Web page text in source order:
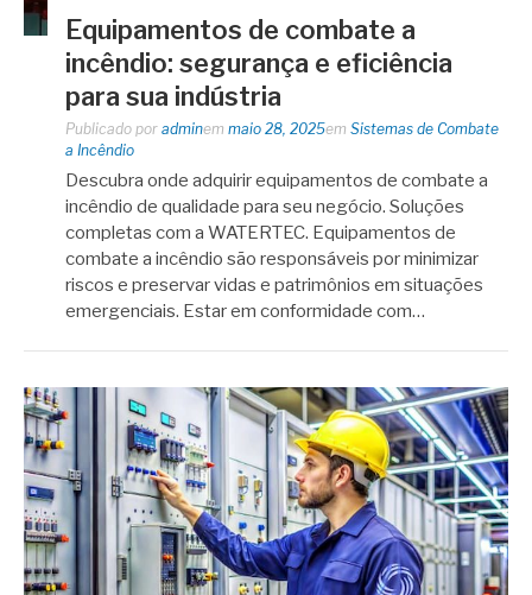
Equipamentos de combate a
incêndio: segurança e eficiência
para sua indústria
Publicado por adminem maio 28, 2025em Sistemas de Combate
a Incêndio
Descubra onde adquirir equipamentos de combate a
incêndio de qualidade para seu negócio. Soluções
completas com a WATERTEC. Equipamentos de
combate a incêndio são responsáveis por minimizar
riscos e preservar vidas e patrimônios em situações
emergenciais. Estar em conformidade com…